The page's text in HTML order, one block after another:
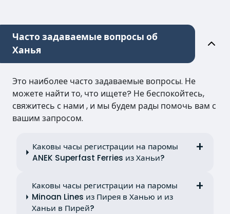
Часто задаваемые вопросы об
Ханья
Это наиболее часто задаваемые вопросы. Не
можете найти то, что ищете? Не беспокойтесь,
свяжитесь с нами , и мы будем рады помочь вам с
вашим запросом.
Каковы часы регистрации на паромы
ANEK Superfast Ferries из Ханьи?
Каковы часы регистрации на паромы
Minoan Lines из Пирея в Ханью и из
Ханьи в Пирей?